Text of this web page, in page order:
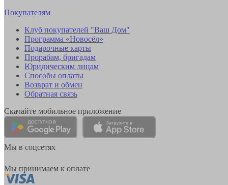
Покупателям
Клуб покупателей "Ваш Дом"
Программа «Новосёл»
Подарочные карты
Прорабам, бригадам
Юридическим лицам
Способы оплаты
Возврат и обмен
Обратная связь
Скачайте мобильное приложение
Мы в соцсетях
Мы принимаем к оплате